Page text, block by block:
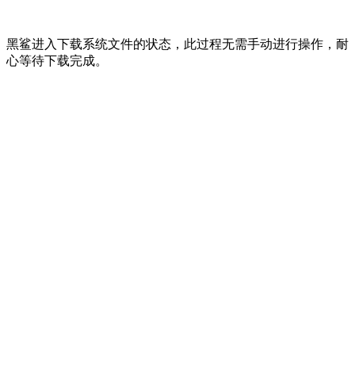
黑鲨进入下载系统文件的状态，此过程无需手动进行操作，耐
心等待下载完成。